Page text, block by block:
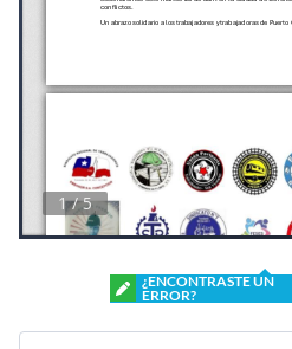
¿ENCONTRASTE UN
ERROR?